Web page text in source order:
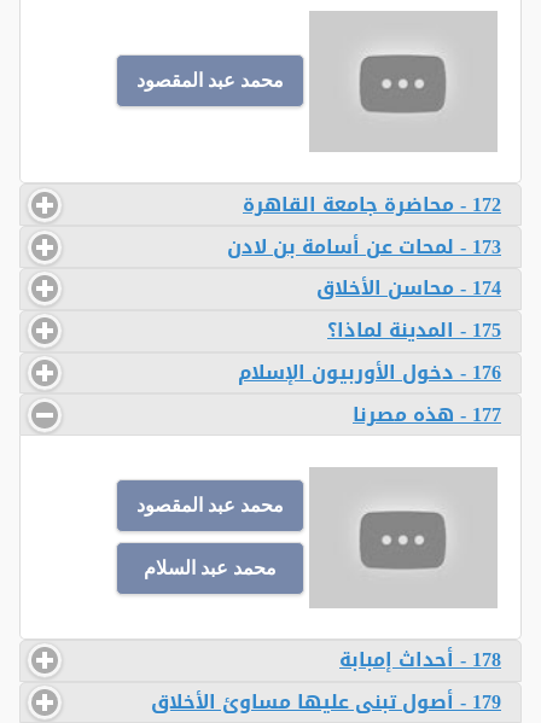
محمد عبد المقصود
172 - محاضرة جامعة القاهرة
173 - لمحات عن أسامة بن لادن
174 - محاسن الأخلاق
175 - المدينة لماذا؟
176 - دخول الأوربيون الإسلام
177 - هذه مصرنا
محمد عبد المقصود
محمد عبد السلام
178 - أحداث إمبابة
179 - أصول تبنى عليها مساوئ الأخلاق